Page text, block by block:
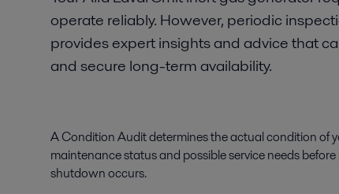
operate reliably. However, periodic
provides expert insights and advice that
and secure long-term availability.
A Condition Audit determines the actual condition of
maintenance status and possible service needs
shutdown occurs.